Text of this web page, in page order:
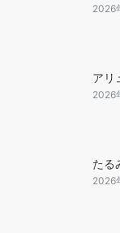
2026
アリ
2026
たる
2026